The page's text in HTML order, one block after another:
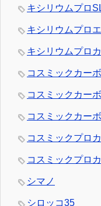
キシリウムプロ
キシリウムプロ
キシリウムプロ
コスミックカー
コスミックカー
コスミックカー
コスミックプロ
コスミックプロ
シマノ
シロッコ35